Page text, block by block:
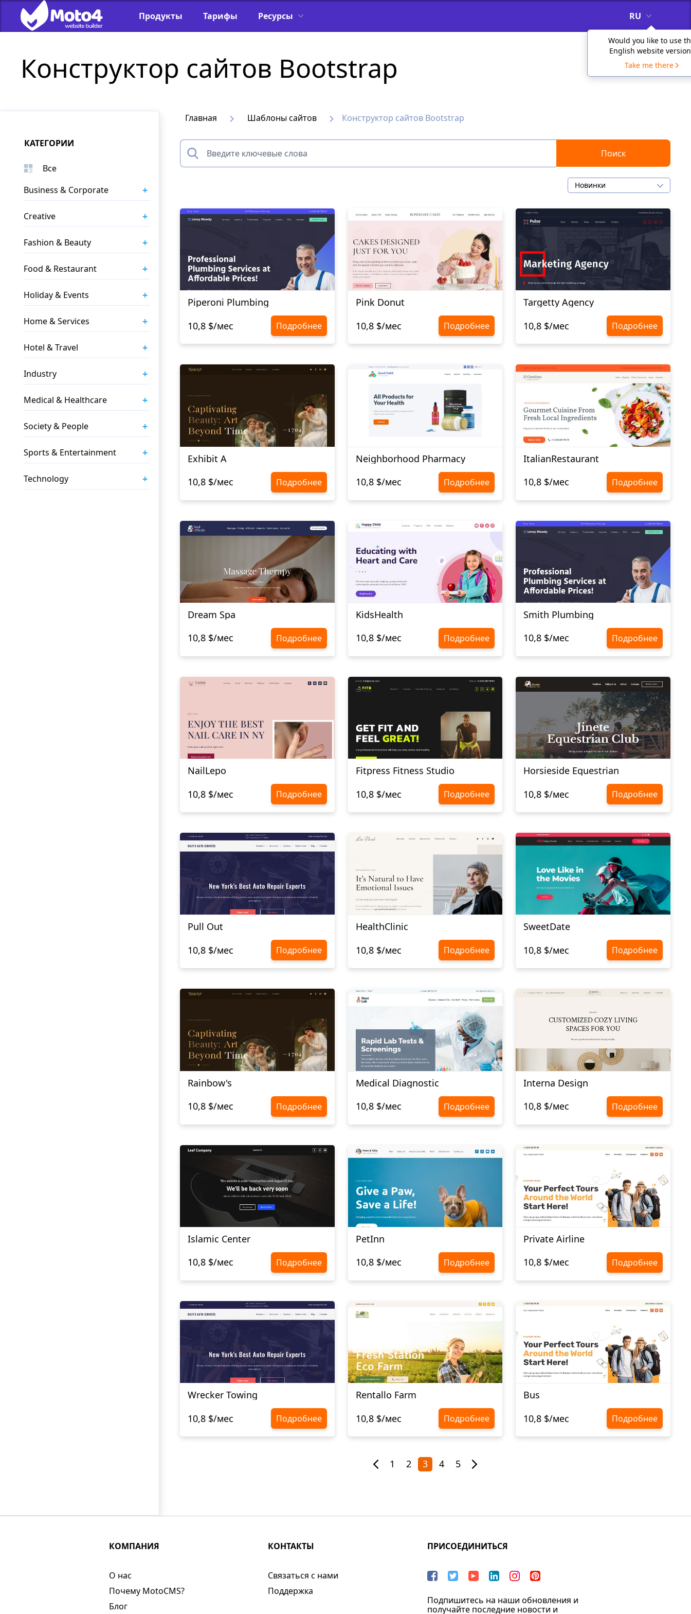
Продукты Тарифы Ресурсы RU
Would you like to use
English website
Take me there
Конструктор сайтов Bootstrap
КАТЕГОРИИ
Все
Business & Corporate
+
Creative +
Fashion & Beauty +
Food & Restaurant +
Holiday & Events +
Home & Services +
Hotel & Travel +
Industry +
Medical & Healthcare +
Society & People +
Sports & Entertainment +
Technology +
Главная Шаблоны сайтов Конструктор сайтов Bootstrap
Поиск
Новинки
Piperoni Plumbing
10,8 $/мес
Подробнее
Pink Donut
10,8 $/мес
Подробнее
Targetty Agency
10,8 $/мес
Подробнее
Exhibit A
10,8 $/мес
Подробнее
Neighborhood Pharmacy
10,8 $/мес
Подробнее
ItalianRestaurant
10,8 $/мес
Подробнее
Dream Spa
10,8 $/мес
Подробнее
KidsHealth
10,8 $/мес
Подробнее
Smith Plumbing
10,8 $/мес
Подробнее
NailLepo
10,8 $/мес
Подробнее
Fitpress Fitness Studio
10,8 $/мес
Подробнее
Horsieside Equestrian
10,8 $/мес
Подробнее
Pull Out
10,8 $/мес
Подробнее
HealthClinic
10,8 $/мес
Подробнее
SweetDate
10,8 $/мес
Подробнее
Rainbow's
10,8 $/мес
Подробнее
Medical Diagnostic
10,8 $/мес
Подробнее
Interna Design
10,8 $/мес
Подробнее
Islamic Center
10,8 $/мес
Подробнее
PetInn
10,8 $/мес
Подробнее
Private Airline
10,8 $/мес
Подробнее
Wrecker Towing
10,8 $/мес
Подробнее
Rentallo Farm
10,8 $/мес
Подробнее
Bus
10,8 $/мес
Подробнее
1 2 3 4 5
КОМПАНИЯ
О нас​
Почему MotoCMS?
Блог
КОНТАКТЫ
Связаться с нами
Поддержка
ПРИСОЕДИНИТЬСЯ
Подпишитесь на наши обновления и
получайте последние новости и